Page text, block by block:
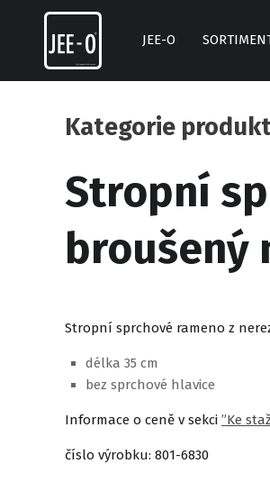
JEE-O
Kategorie
Stropní
broušený
Stropní sprchové rameno z
délka 35 cm
bez sprchové hlavice
Informace o ceně v sekci ”Ke
číslo výrobku: 801-6830